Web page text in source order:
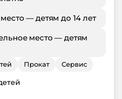
— детям до 14 лет
место — детям
Прокат Сервис